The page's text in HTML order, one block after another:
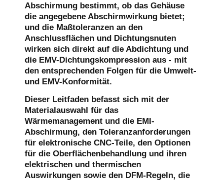
Abschirmung bestimmt, ob das Gehäuse
die angegebene Abschirmwirkung bietet;
und die Maßtoleranzen an den
Anschlussflächen und Dichtungsnuten
wirken sich direkt auf die Abdichtung und
die EMV-Dichtungskompression aus - mit
den entsprechenden Folgen für die Umwelt-
und EMV-Konformität.
Dieser Leitfaden befasst sich mit der
Materialauswahl für das
Wärmemanagement und die EMI-
Abschirmung, den Toleranzanforderungen
für elektronische CNC-Teile, den Optionen
für die Oberflächenbehandlung und ihren
elektrischen und thermischen
Auswirkungen sowie den DFM-Regeln, die